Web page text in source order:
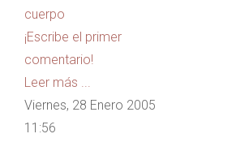
cuerpo
¡Escribe el primer
comentario!
Leer más ...
Viernes, 28 Enero 2005
11:56